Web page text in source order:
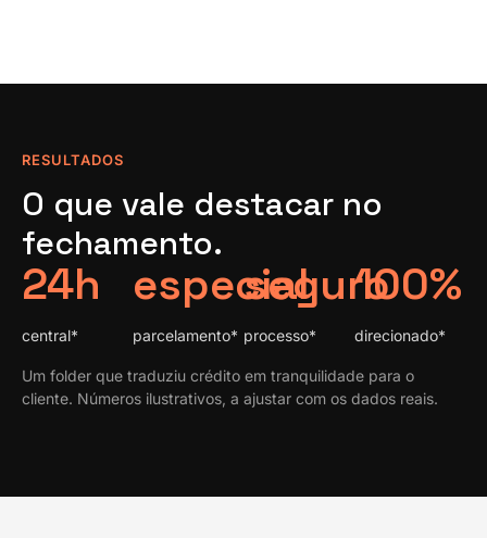
RESULTADOS
O que vale destacar no
fechamento.
24h
central*
especial
parcelamento*
seguro
processo*
100%
direcionado*
Um folder que traduziu crédito em tranquilidade para o
cliente. Números ilustrativos, a ajustar com os dados reais.